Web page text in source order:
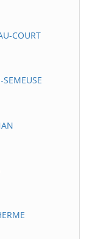
COURT